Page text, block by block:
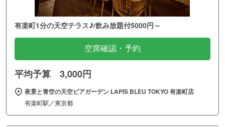
有楽町1分の天空テラス♪/飲み放題付5000円～
空席確認・予約
平均予算 3,000円
夜景と青空の天空ビアガーデン LAPIS BLEU TOKYO 有楽町店
有楽町駅／東京都